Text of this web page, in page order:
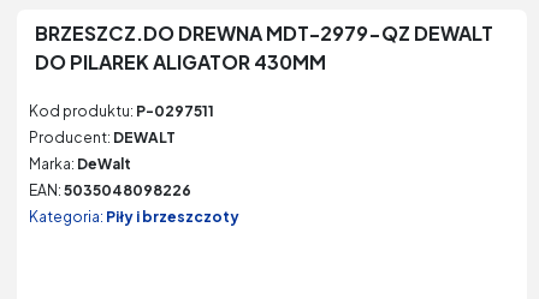
BRZESZCZ.DO DREWNA MDT-2979-QZ DEWALT
DO PILAREK ALIGATOR 430MM
Kod produktu: P-0297511
Producent: DEWALT
Marka: DeWalt
EAN: 5035048098226
Kategoria: Piły i brzeszczoty